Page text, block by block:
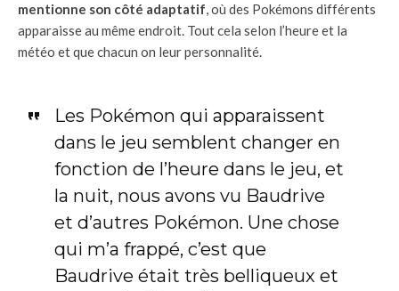
mentionne son côté adaptatif, où des Pokémons différents
apparaisse au même endroit. Tout cela selon l’heure et la
météo et que chacun on leur personnalité.
Les Pokémon qui apparaissent
dans le jeu semblent changer en
fonction de l’heure dans le jeu, et
la nuit, nous avons vu Baudrive
et d’autres Pokémon. Une chose
qui m’a frappé, c’est que
Baudrive était très belliqueux et